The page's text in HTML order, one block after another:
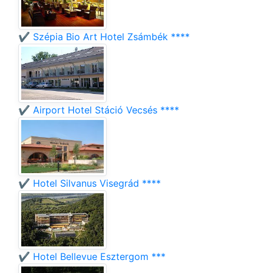
✔️ Szépia Bio Art Hotel Zsámbék ****
✔️ Airport Hotel Stáció Vecsés ****
✔️ Hotel Silvanus Visegrád ****
✔️ Hotel Bellevue Esztergom ***